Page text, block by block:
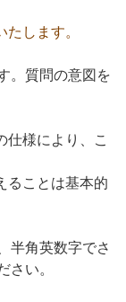
します。
。質問の意図を
様により、こ
ることは基本的
半角英数字でさ
い。